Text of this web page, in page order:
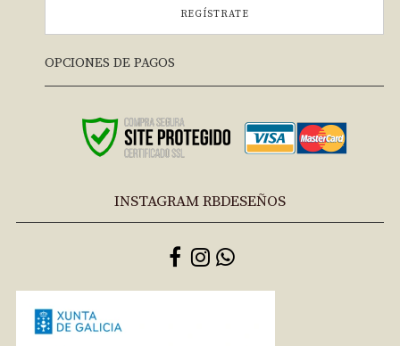
REGÍSTRATE
OPCIONES DE PAGOS
INSTAGRAM RBDESEÑOS